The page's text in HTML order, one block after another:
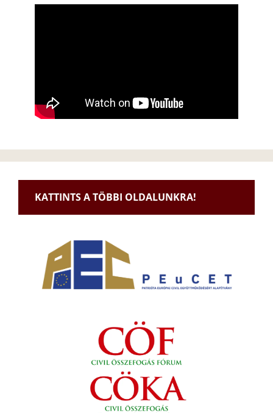
KATTINTS A TÖBBI OLDALUNKRA!